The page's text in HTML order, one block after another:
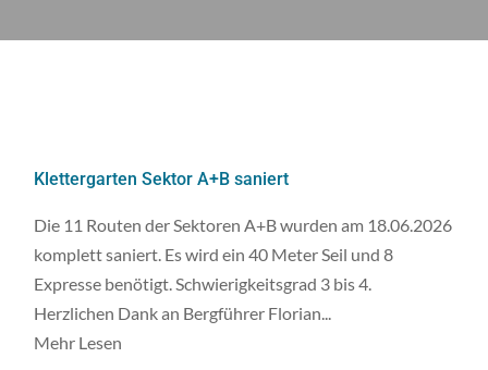
Klettergarten Sektor A+B saniert
Die 11 Routen der Sektoren A+B wurden am 18.06.2026
komplett saniert. Es wird ein 40 Meter Seil und 8
Expresse benötigt. Schwierigkeitsgrad 3 bis 4.
Herzlichen Dank an Bergführer Florian...
Mehr Lesen